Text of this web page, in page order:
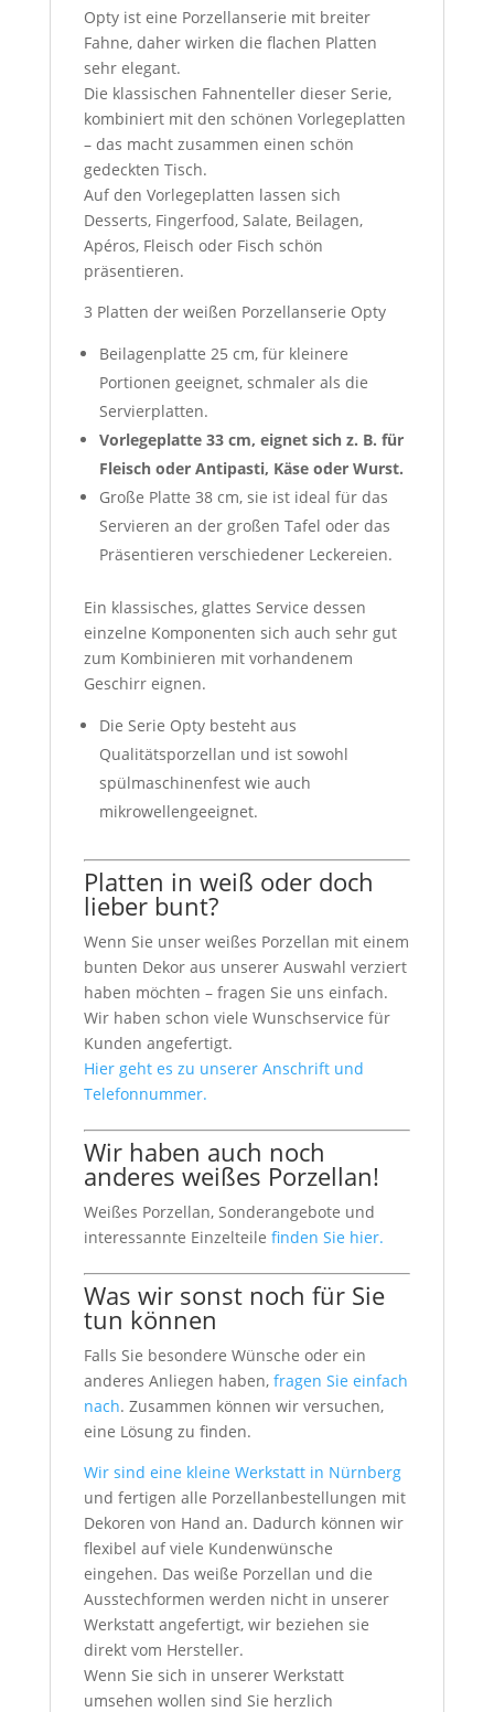
Opty ist eine Porzellanserie mit breiter
Fahne, daher wirken die flachen Platten
sehr elegant.
Die klassischen Fahnenteller dieser Serie,
kombiniert mit den schönen Vorlegeplatten
– das macht zusammen einen schön
gedeckten Tisch.
Auf den Vorlegeplatten lassen sich
Desserts, Fingerfood, Salate, Beilagen,
Apéros, Fleisch oder Fisch schön
präsentieren.
3 Platten der weißen Porzellanserie Opty
Beilagenplatte 25 cm, für kleinere
Portionen geeignet, schmaler als die
Servierplatten.
Vorlegeplatte 33 cm, eignet sich z. B. für
Fleisch oder Antipasti, Käse oder Wurst.
Große Platte 38 cm, sie ist ideal für das
Servieren an der großen Tafel oder das
Präsentieren verschiedener Leckereien.
Ein klassisches, glattes Service dessen
einzelne Komponenten sich auch sehr gut
zum Kombinieren mit vorhandenem
Geschirr eignen.
Die Serie Opty besteht aus
Qualitätsporzellan und ist sowohl
spülmaschinenfest wie auch
mikrowellengeeignet.
Platten in weiß oder doch
lieber bunt?
Wenn Sie unser weißes Porzellan mit einem
bunten Dekor aus unserer Auswahl verziert
haben möchten – fragen Sie uns einfach.
Wir haben schon viele Wunschservice für
Kunden angefertigt.
Hier geht es zu unserer Anschrift und
Telefonnummer.
Wir haben auch noch
anderes weißes Porzellan!
Weißes Porzellan, Sonderangebote und
interessannte Einzelteile finden Sie hier.
Was wir sonst noch für Sie
tun können
Falls Sie besondere Wünsche oder ein
anderes Anliegen haben, fragen Sie einfach
nach. Zusammen können wir versuchen,
eine Lösung zu finden.
Wir sind eine kleine Werkstatt in Nürnberg
und fertigen alle Porzellanbestellungen mit
Dekoren von Hand an. Dadurch können wir
flexibel auf viele Kundenwünsche
eingehen. Das weiße Porzellan und die
Ausstechformen werden nicht in unserer
Werkstatt angefertigt, wir beziehen sie
direkt vom Hersteller.
Wenn Sie sich in unserer Werkstatt
umsehen wollen sind Sie herzlich